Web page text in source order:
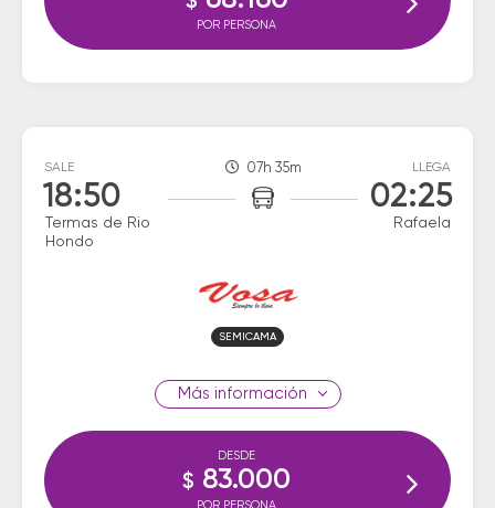
POR PERSONA
SALE
18:50
Termas de Rio
Hondo
07h 35m LLEGA
02:25
Rafaela
SEMICAMA
información
DESDE
$ 83.000
POR PERSONA